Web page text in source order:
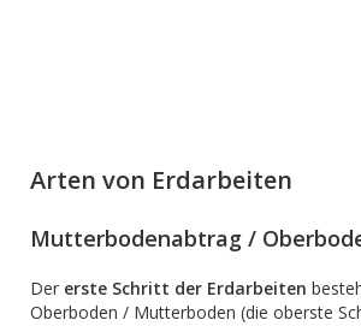
Arten von Erdarbeiten
Mutterbodenabtrag /
Der erste Schritt der Erdarbeiten
Oberboden / Mutterboden (die oberste